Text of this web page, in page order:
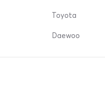
Toyota
Daewoo